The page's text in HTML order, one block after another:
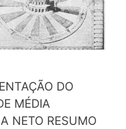
DO
MÉDIA
NETO RESUMO